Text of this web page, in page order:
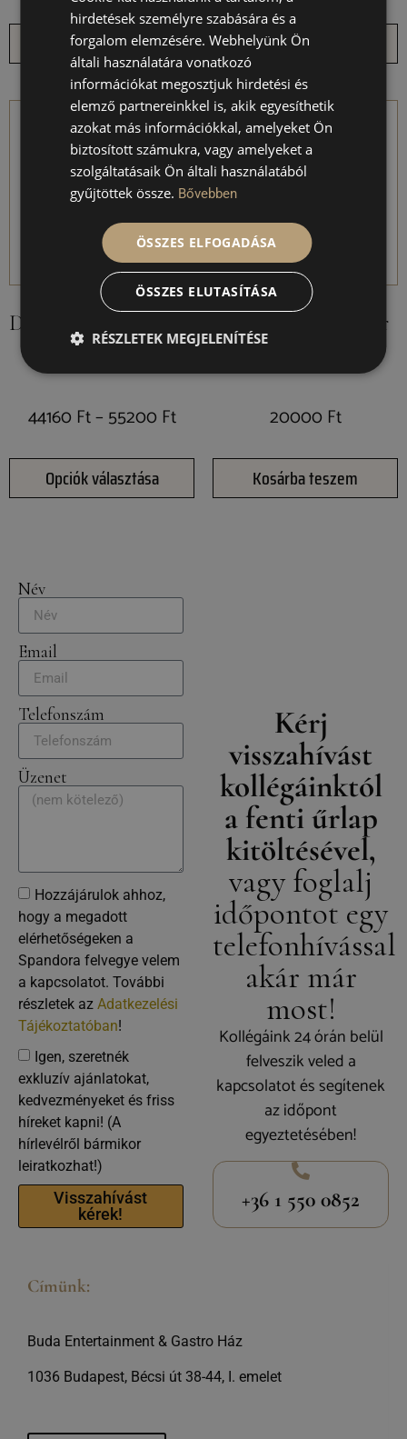
Kosárba teszem Opciók választása
D’or Mystere Éjszakai
Arckrém 50ml
44160 Ft– 55200 Ft
Opciók választása
Spandora Testradír
20000 Ft
Kosárba teszem
Név
Email
Telefonszám
Üzenet
Hozzájárulok ahhoz,
hogy a megadott
elérhetőségeken a
Spandora felvegye velem
a kapcsolatot. További
részletek az Adatkezelési
Tájékoztatóban!
Igen, szeretnék
exkluzív ajánlatokat,
kedvezményeket és friss
híreket kapni! (A
hírlevélről bármikor
leiratkozhat!)
Visszahívást
kérek!
Kérj
visszahívást
kollégáinktól
a fenti űrlap
kitöltésével,
vagy foglalj
időpontot egy
telefonhívással
akár már
most!
Kollégáink 24 órán belül
felveszik veled a
kapcsolatot és segítenek
az időpont
egyeztetésében!
+36 1 550 0852
Címünk:
Buda Entertainment & Gastro Ház
1036 Budapest, Bécsi út 38-44, I. emelet
hirdetések személyre szabására és a
forgalom elemzésére. Webhelyünk Ön
általi használatára vonatkozó
információkat megosztjuk hirdetési és
elemző partnereinkkel is, akik egyesíthetik
azokat más információkkal, amelyeket Ön
biztosított számukra, vagy amelyeket a
szolgáltatásaik Ön általi használatából
gyűjtöttek össze. Bővebben
ÖSSZES ELFOGADÁSA
ÖSSZES ELUTASÍTÁSA
RÉSZLETEK MEGJELENÍTÉSE